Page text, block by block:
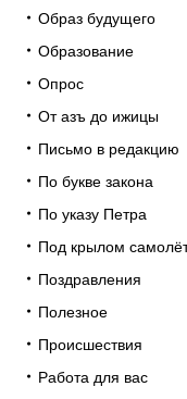
Образ будущего
Образование
Опрос
От азъ до ижицы
Письмо в редакцию
По букве закона
По указу Петра
Под крылом
Поздравления
Полезное
Происшествия
Работа для вас